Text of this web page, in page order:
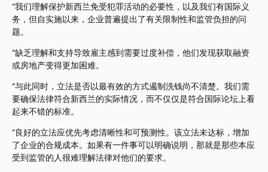
“我们理解保护新西兰免受犯罪活动的必要性，以及我们有国际义
务，但自实施以来，企业普遍提出了有关限制性和监管负担的问
题。
“缺乏理解和支持导致雇主感到需要过度补偿，他们发现获取融资
或房地产变得更加困难。
“与此同时，立法是否以最有效的方式遏制洗钱尚不清楚。我们需
要确保法律符合新西兰的实际情况，而不仅仅是符合国际论坛上看
起来不错的标准。
“良好的立法应优先考虑清晰性和可预测性。该立法未达标，增加
了企业的合规成本。如果有一件事可以明确说明，那就是那些本应
受到监管的人很难理解法律对他们的要求。